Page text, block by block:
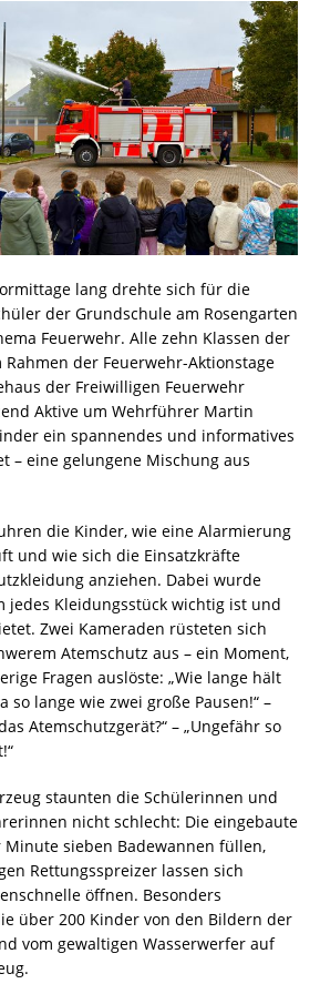
lang drehte sich für die
der Grundschule am Rosengarten
Feuerwehr. Alle zehn Klassen der
der Feuerwehr-Aktionstage
der Freiwilligen Feuerwehr
Aktive um Wehrführer Martin
ein spannendes und informatives
– eine gelungene Mischung aus
die Kinder, wie eine Alarmierung
und wie sich die Einsatzkräfte
anziehen. Dabei wurde
jedes Kleidungsstück wichtig ist und
Zwei Kameraden rüsteten sich
Atemschutz aus – ein Moment,
Fragen auslöste: „Wie lange hält
so lange wie zwei große Pausen!“ –
Atemschutzgerät?“ – „Ungefähr so
staunten die Schülerinnen und
nicht schlecht: Die eingebaute
sieben Badewannen füllen,
Rettungsspreizer lassen sich
öffnen. Besonders
über 200 Kinder von den Bildern der
vom gewaltigen Wasserwerfer auf